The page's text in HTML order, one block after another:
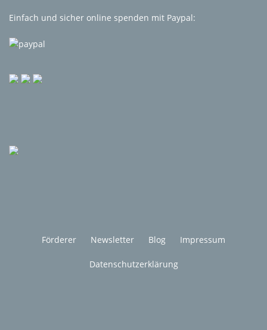
Einfach und sicher online spenden mit Paypal:
Förderer Newsletter Blog Impressum
Datenschutzerklärung